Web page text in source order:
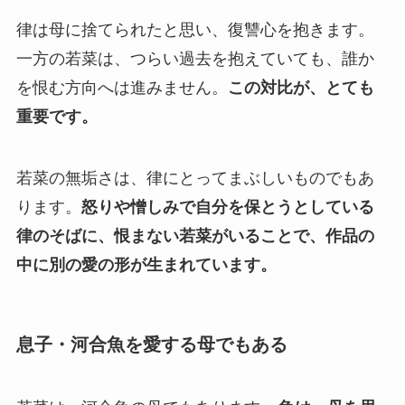
律は母に捨てられたと思い、復讐心を抱きます。
一方の若菜は、つらい過去を抱えていても、誰か
を恨む方向へは進みません。
この対比が、とても
重要です。
若菜の無垢さは、律にとってまぶしいものでもあ
ります。 怒りや憎しみで自分を保とうとしている
律のそばに、恨まない若菜がいることで、作品の
中に別の愛の形が生まれています。
息子・河合魚を愛する母でもある